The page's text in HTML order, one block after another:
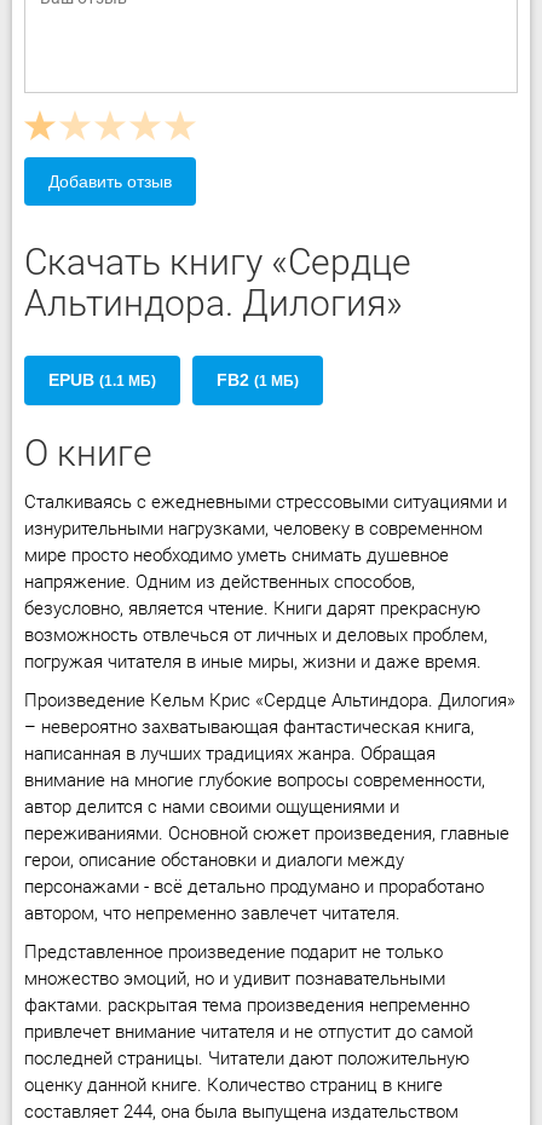
Добавить отзыв
Скачать книгу «Сердце
Альтиндора. Дилогия»
EPUB (1.1 МБ) FB2 (1 МБ)
О книге
Сталкиваясь с ежедневными стрессовыми ситуациями и
изнурительными нагрузками, человеку в современном
мире просто необходимо уметь снимать душевное
напряжение. Одним из действенных способов,
безусловно, является чтение. Книги дарят прекрасную
возможность отвлечься от личных и деловых проблем,
погружая читателя в иные миры, жизни и даже время.
Произведение Кельм Крис «Сердце Альтиндора. Дилогия»
– невероятно захватывающая фантастическая книга,
написанная в лучших традициях жанра. Обращая
внимание на многие глубокие вопросы современности,
автор делится с нами своими ощущениями и
переживаниями. Основной сюжет произведения, главные
герои, описание обстановки и диалоги между
персонажами - всё детально продумано и проработано
автором, что непременно завлечет читателя.
Представленное произведение подарит не только
множество эмоций, но и удивит познавательными
фактами. раскрытая тема произведения непременно
привлечет внимание читателя и не отпустит до самой
последней страницы. Читатели дают положительную
оценку данной книге. Количество страниц в книге
составляет 244, она была выпущена издательством